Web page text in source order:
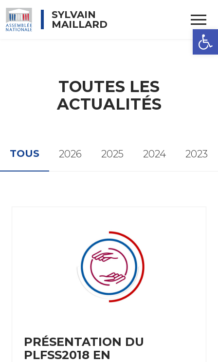
SYLVAIN
MAILLARD
TOUTES LES
ACTUALITÉS
TOUS 2026 2025 2024 2023
PRÉSENTATION DU
PLFSS2018 EN